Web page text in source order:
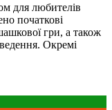
для любителів
початкові
гри, а також
ведення. Окремі